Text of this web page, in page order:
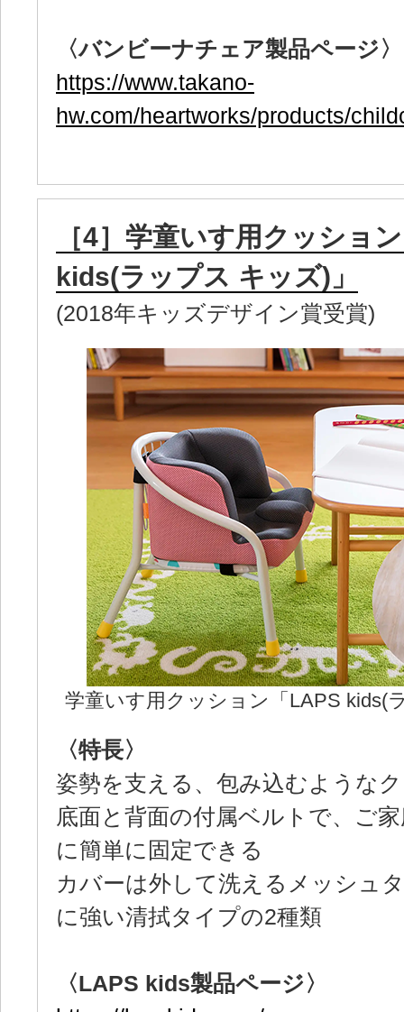
〈バンビーナチェア製品ページ〉
https://www.takano-
hw.com/heartworks/products/
［4］学童いす用クッショ
kids(ラップス キッズ)」
(2018年キッズデザイン賞受賞)
学童いす用クッション「LAPS kids(
〈特長〉
姿勢を支える、包み込むような
底面と背面の付属ベルトで、ご
に簡単に固定できる
カバーは外して洗えるメッシュ
に強い清拭タイプの2種類
〈LAPS kids製品ページ〉